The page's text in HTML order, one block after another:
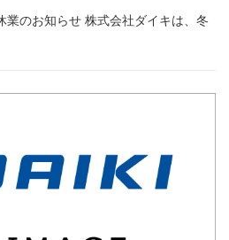
業のお知らせ 株式会社ダイキは、冬